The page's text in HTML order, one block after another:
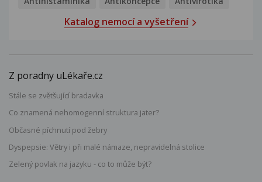
Katalog nemocí a vyšetření
Z poradny uLékaře.cz
Stále se zvětšující bradavka
Co znamená nehomogenní struktura jater?
Občasné píchnutí pod žebry
Dyspepsie: Větry i při malé námaze, nepravidelná stolice
Zelený povlak na jazyku - co to může být?